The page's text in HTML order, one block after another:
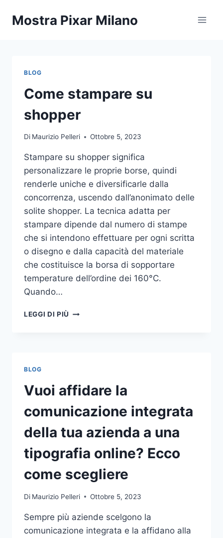
Mostra Pixar Milano
BLOG
Come stampare su
shopper
Di Maurizio Pelleri Ottobre 5, 2023
Stampare su shopper significa
personalizzare le proprie borse, quindi
renderle uniche e diversificarle dalla
concorrenza, uscendo dall’anonimato delle
solite shopper. La tecnica adatta per
stampare dipende dal numero di stampe
che si intendono effettuare per ogni scritta
o disegno e dalla capacità del materiale
che costituisce la borsa di sopportare
temperature dell’ordine dei 160°C.
Quando…
LEGGI DI PIÙ COME
BLOG
Vuoi affidare la
comunicazione integrata
della tua azienda a una
tipografia online? Ecco
come scegliere
Di Maurizio Pelleri Ottobre 5, 2023
Sempre più aziende scelgono la
comunicazione integrata e la affidano alla